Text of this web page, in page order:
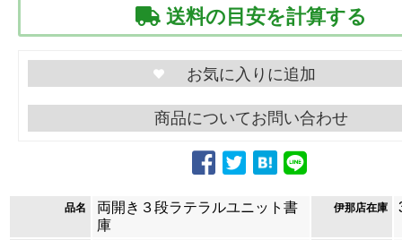
送料の目安を計算する
商品についてお問い合わせ
品名
両開き３段ラテラルユニット書
庫
伊那店在庫